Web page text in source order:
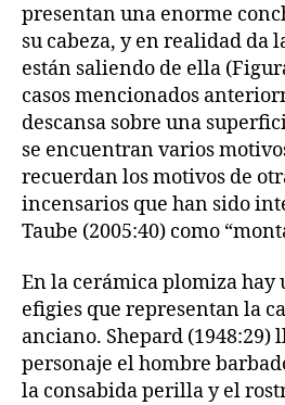
presentan una enorme
su cabeza, y en realidad da
están saliendo de ella
casos mencionados
descansa sobre una
se encuentran varios
recuerdan los motivos de
incensarios que han sido
Taube (2005:40) como
En la cerámica plomiza hay
efigies que representan la
anciano. Shepard (1948:29)
personaje el hombre
la consabida perilla y el